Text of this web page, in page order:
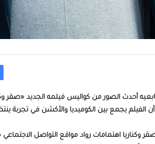
الفيلم يجمع بين الكوميديا والأكشن في تجربة
اهتمامات رواد مواقع التواصل